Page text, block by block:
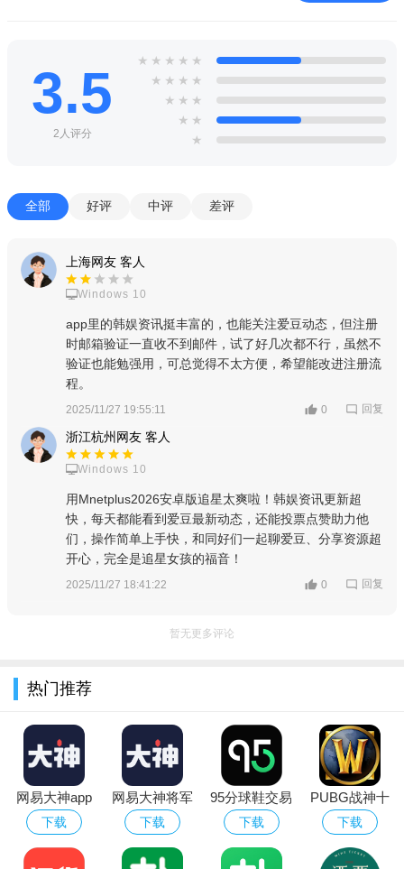
mnetplus怎么注册？
1、首先进入Mnet官网，点击右上角会员加入。
2、点击使用邮箱登录即可用邮箱注册账号。
4、之后就是填信息，这里的密码有些特殊，中国网络上的密
纯数字或纯字母，需要混合输入。
5、邮箱验证想验证的可以验证，但能收到验证邮件的几率很
软件特点：
利用这款软件，您可以为您心仪的明星献上宝贵的一票和点
赞，助他们攀登人气之巅。
轻松点击关注您钟爱的明星，他们的最新动态将第一时间呈
现给您，让您不再错过任何精彩瞬间。
您可以直接查阅您感兴趣的韩娱资料，同时获取更多不同领
域的韩国娱乐新闻和动态。
您的爱豆最新动态将迅速传达至您手中，让您随时掌握他们
的最新情况，成为最忠实的粉丝。
所关心的内容。
在这里，您将与众多韩星粉丝实时互动，分享心得，共同体
验追星的乐趣，感受别样的社交氛围。
软件功能：
我们将为您实时推荐高人气值的影视资源，让您不错过任何
精彩之作。
3.5
2人评分
★ ★ ★ ★ ★
★ ★ ★ ★
★ ★ ★
★ ★
★
全部 好评 中评 差评
上海网友 客人
Windows 10
app里的韩娱资讯挺丰富的，也能关注爱豆动态，但注册
时邮箱验证一直收不到邮件，试了好几次都不行，虽然不
验证也能勉强用，可总觉得不太方便，希望能改进注册流
程。
2025/11/27 19:55:11 0 回复
浙江杭州网友 客人
Windows 10
用Mnetplus2026安卓版追星太爽啦！韩娱资讯更新超
快，每天都能看到爱豆最新动态，还能投票点赞助力他
们，操作简单上手快，和同好们一起聊爱豆、分享资源超
开心，完全是追星女孩的福音！
2025/11/27 18:41:22 0 回复
暂无更多评论
热门推荐
网易大神app
华为版下载官
方最新版
下载
网易大神将军
令下载安装官
方2026最新版
下载
95分球鞋交易
app平台下载
下载
PUBG战神十
字架下载安卓
免费版
下载